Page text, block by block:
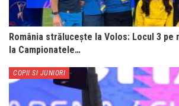
România strălucește la Volos: Locul 3 pe
la Campionatele…
COPII SI JUNIORI